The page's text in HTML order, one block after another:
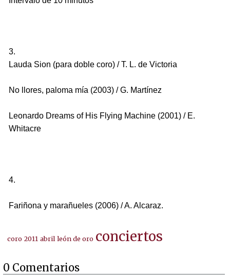
3.
Lauda Sion (para doble coro) / T. L. de Victoria
No llores, paloma mía (2003) / G. Martínez
Leonardo Dreams of His Flying Machine (2001) / E.
Whitacre
4.
Fariñona y marañueles (2006) / A. Alcaraz.
coro 2011 abril león de oro conciertos
0 Comentarios